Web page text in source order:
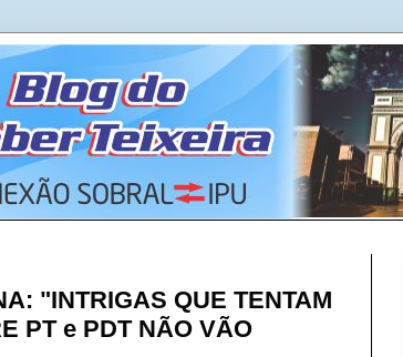
"INTRIGAS QUE TENTAM
PT e PDT NÃO VÃO